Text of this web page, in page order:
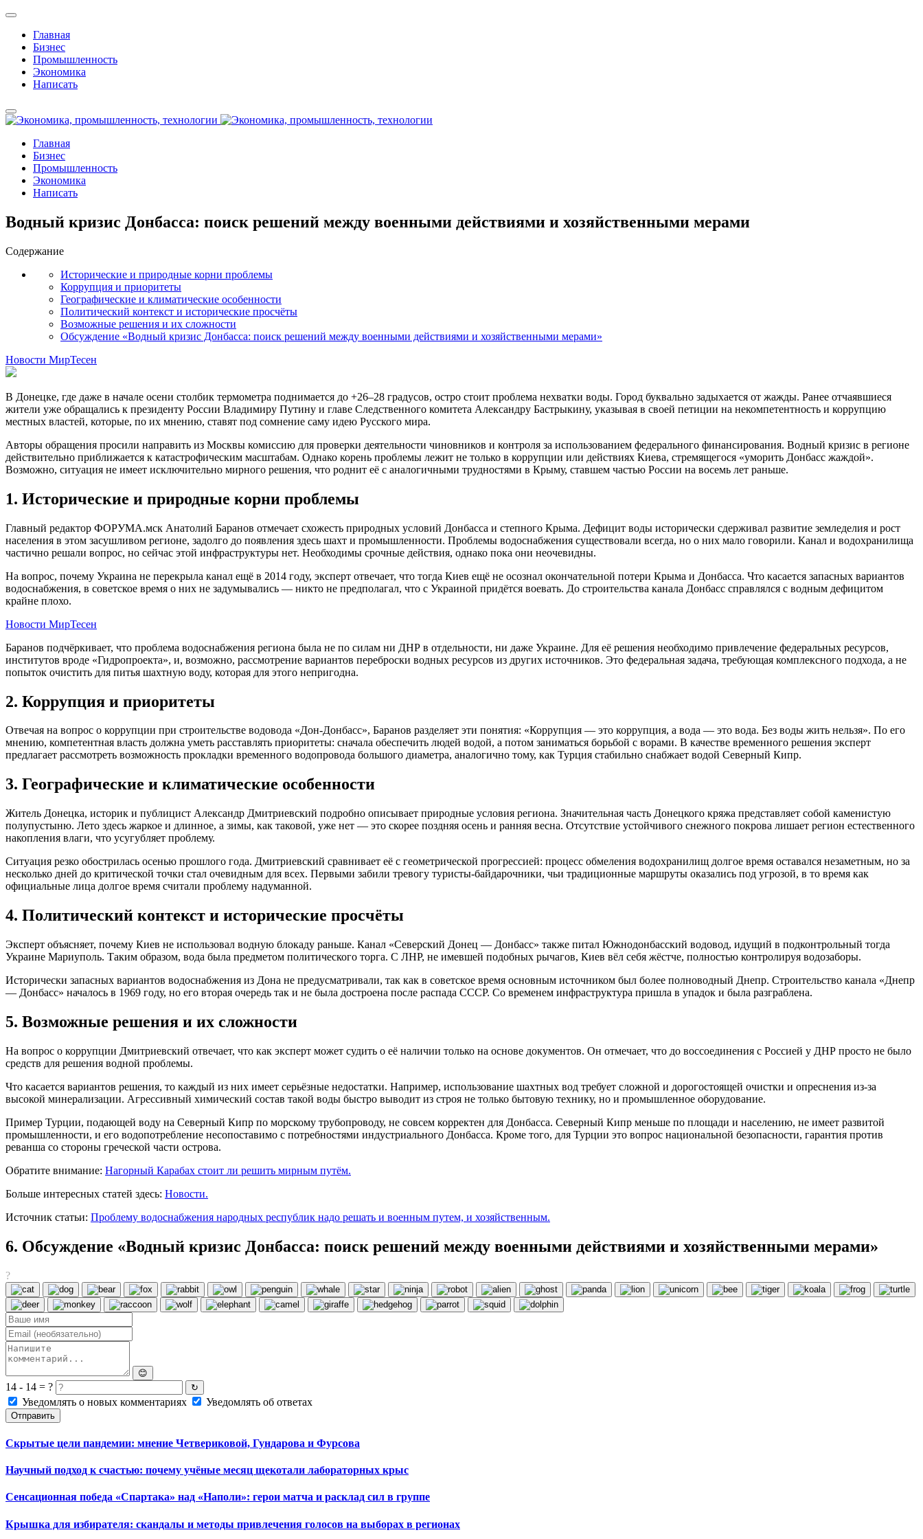
Главная
Бизнес
Промышленность
Экономика
Написать
Главная
Бизнес
Промышленность
Экономика
Написать
Водный кризис Донбасса: поиск решений между военными действиями и хозяйственными мерами
Содержание
Исторические и природные корни проблемы
Коррупция и приоритеты
Географические и климатические особенности
Политический контекст и исторические просчёты
Возможные решения и их сложности
Обсуждение «Водный кризис Донбасса: поиск решений между военными действиями и хозяйственными мерами»
Новости МирТесен
В Донецке, где даже в начале осени столбик термометра поднимается до +26–28 градусов, остро стоит проблема нехватки воды. Город буквально задыхается от жажды. Ранее отчаявшиеся
жители уже обращались к президенту России Владимиру Путину и главе Следственного комитета Александру Бастрыкину, указывая в своей петиции на некомпетентность и коррупцию
местных властей, которые, по их мнению, ставят под сомнение саму идею Русского мира.
Авторы обращения просили направить из Москвы комиссию для проверки деятельности чиновников и контроля за использованием федерального финансирования. Водный кризис в регионе
действительно приближается к катастрофическим масштабам. Однако корень проблемы лежит не только в коррупции или действиях Киева, стремящегося «уморить Донбасс жаждой».
Возможно, ситуация не имеет исключительно мирного решения, что роднит её с аналогичными трудностями в Крыму, ставшем частью России на восемь лет раньше.
1. Исторические и природные корни проблемы
Главный редактор ФОРУМА.мск Анатолий Баранов отмечает схожесть природных условий Донбасса и степного Крыма. Дефицит воды исторически сдерживал развитие земледелия и рост
населения в этом засушливом регионе, задолго до появления здесь шахт и промышленности. Проблемы водоснабжения существовали всегда, но о них мало говорили. Канал и водохранилища
частично решали вопрос, но сейчас этой инфраструктуры нет. Необходимы срочные действия, однако пока они неочевидны.
На вопрос, почему Украина не перекрыла канал ещё в 2014 году, эксперт отвечает, что тогда Киев ещё не осознал окончательной потери Крыма и Донбасса. Что касается запасных вариантов
водоснабжения, в советское время о них не задумывались — никто не предполагал, что с Украиной придётся воевать. До строительства канала Донбасс справлялся с водным дефицитом
крайне плохо.
Новости МирТесен
Баранов подчёркивает, что проблема водоснабжения региона была не по силам ни ДНР в отдельности, ни даже Украине. Для её решения необходимо привлечение федеральных ресурсов,
институтов вроде «Гидропроекта», и, возможно, рассмотрение вариантов переброски водных ресурсов из других источников. Это федеральная задача, требующая комплексного подхода, а не
попыток очистить для питья шахтную воду, которая для этого непригодна.
2. Коррупция и приоритеты
Отвечая на вопрос о коррупции при строительстве водовода «Дон-Донбасс», Баранов разделяет эти понятия: «Коррупция — это коррупция, а вода — это вода. Без воды жить нельзя». По его
мнению, компетентная власть должна уметь расставлять приоритеты: сначала обеспечить людей водой, а потом заниматься борьбой с ворами. В качестве временного решения эксперт
предлагает рассмотреть возможность прокладки временного водопровода большого диаметра, аналогично тому, как Турция стабильно снабжает водой Северный Кипр.
3. Географические и климатические особенности
Житель Донецка, историк и публицист Александр Дмитриевский подробно описывает природные условия региона. Значительная часть Донецкого кряжа представляет собой каменистую
полупустыню. Лето здесь жаркое и длинное, а зимы, как таковой, уже нет — это скорее поздняя осень и ранняя весна. Отсутствие устойчивого снежного покрова лишает регион естественного
накопления влаги, что усугубляет проблему.
Ситуация резко обострилась осенью прошлого года. Дмитриевский сравнивает её с геометрической прогрессией: процесс обмеления водохранилищ долгое время оставался незаметным, но за
несколько дней до критической точки стал очевидным для всех. Первыми забили тревогу туристы-байдарочники, чьи традиционные маршруты оказались под угрозой, в то время как
официальные лица долгое время считали проблему надуманной.
4. Политический контекст и исторические просчёты
Эксперт объясняет, почему Киев не использовал водную блокаду раньше. Канал «Северский Донец — Донбасс» также питал Южнодонбасский водовод, идущий в подконтрольный тогда
Украине Мариуполь. Таким образом, вода была предметом политического торга. С ЛНР, не имевшей подобных рычагов, Киев вёл себя жёстче, полностью контролируя водозаборы.
Исторически запасных вариантов водоснабжения из Дона не предусматривали, так как в советское время основным источником был более полноводный Днепр. Строительство канала «Днепр
— Донбасс» началось в 1969 году, но его вторая очередь так и не была достроена после распада СССР. Со временем инфраструктура пришла в упадок и была разграблена.
5. Возможные решения и их сложности
На вопрос о коррупции Дмитриевский отвечает, что как эксперт может судить о её наличии только на основе документов. Он отмечает, что до воссоединения с Россией у ДНР просто не было
средств для решения водной проблемы.
Что касается вариантов решения, то каждый из них имеет серьёзные недостатки. Например, использование шахтных вод требует сложной и дорогостоящей очистки и опреснения из-за
высокой минерализации. Агрессивный химический состав такой воды быстро выводит из строя не только бытовую технику, но и промышленное оборудование.
Пример Турции, подающей воду на Северный Кипр по морскому трубопроводу, не совсем корректен для Донбасса. Северный Кипр меньше по площади и населению, не имеет развитой
промышленности, и его водопотребление несопоставимо с потребностями индустриального Донбасса. Кроме того, для Турции это вопрос национальной безопасности, гарантия против
реванша со стороны греческой части острова.
Обратите внимание: Нагорный Карабах стоит ли решить мирным путём.
Больше интересных статей здесь: Новости.
Источник статьи: Проблему водоснабжения народных республик надо решать и военным путем, и хозяйственным.
6. Обсуждение «Водный кризис Донбасса: поиск решений между военными действиями и хозяйственными мерами»
?
😊
14 - 14 = ? ↻
Уведомлять о новых комментариях Уведомлять об ответах
Отправить
Скрытые цели пандемии: мнение Четвериковой, Гундарова и Фурсова
Научный подход к счастью: почему учёные месяц щекотали лабораторных крыс
Сенсационная победа «Спартака» над «Наполи»: герои матча и расклад сил в группе
Крышка для избирателя: скандалы и методы привлечения голосов на выборах в регионах